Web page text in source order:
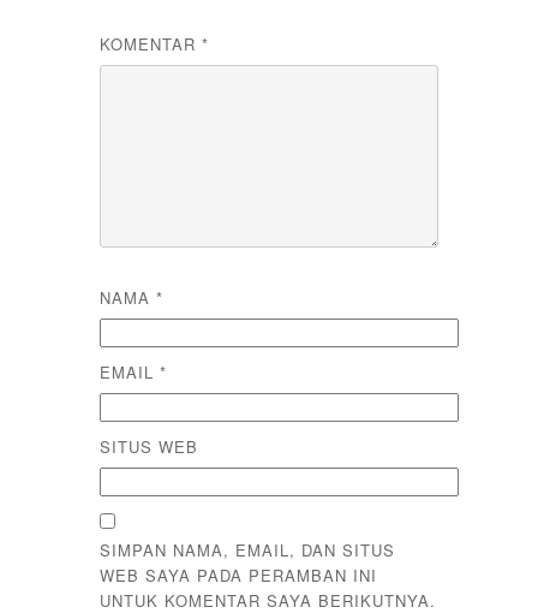
KOMENTAR *
NAMA *
EMAIL *
SITUS WEB
SIMPAN NAMA, EMAIL, DAN SITUS
WEB SAYA PADA PERAMBAN INI
UNTUK KOMENTAR SAYA BERIKUTNYA.